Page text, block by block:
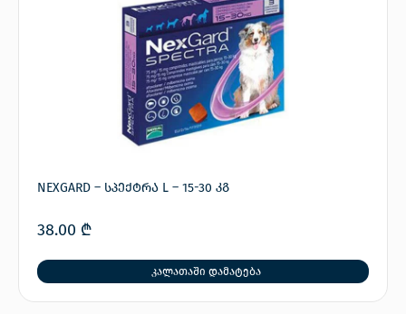
NEXGARD – სპექტრა L – 15-30 კგ
38.00 ₾
კალათაში დამატება